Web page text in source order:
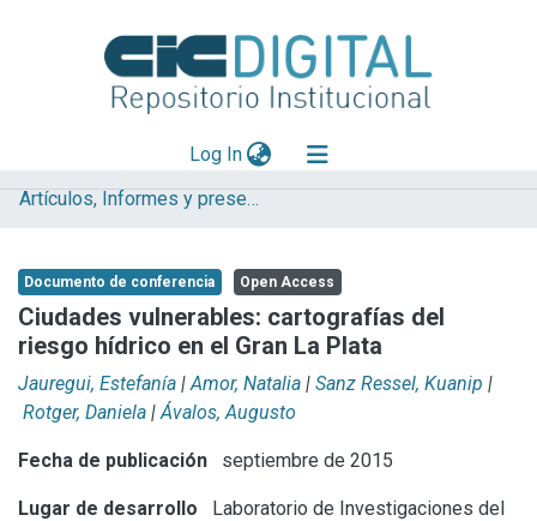
Log In(current)
Explorar
Aportar material
Statistics
Artículos, Informes y presentaciones en Congresos LINTA
Documento de conferencia Open Access
Ciudades vulnerables: cartografías del
riesgo hídrico en el Gran La Plata
Jauregui, Estefanía | Amor, Natalia | Sanz Ressel, Kuanip |
Rotger, Daniela | Ávalos, Augusto
Fecha de publicación septiembre de 2015
Lugar de desarrollo
Laboratorio de Investigaciones del